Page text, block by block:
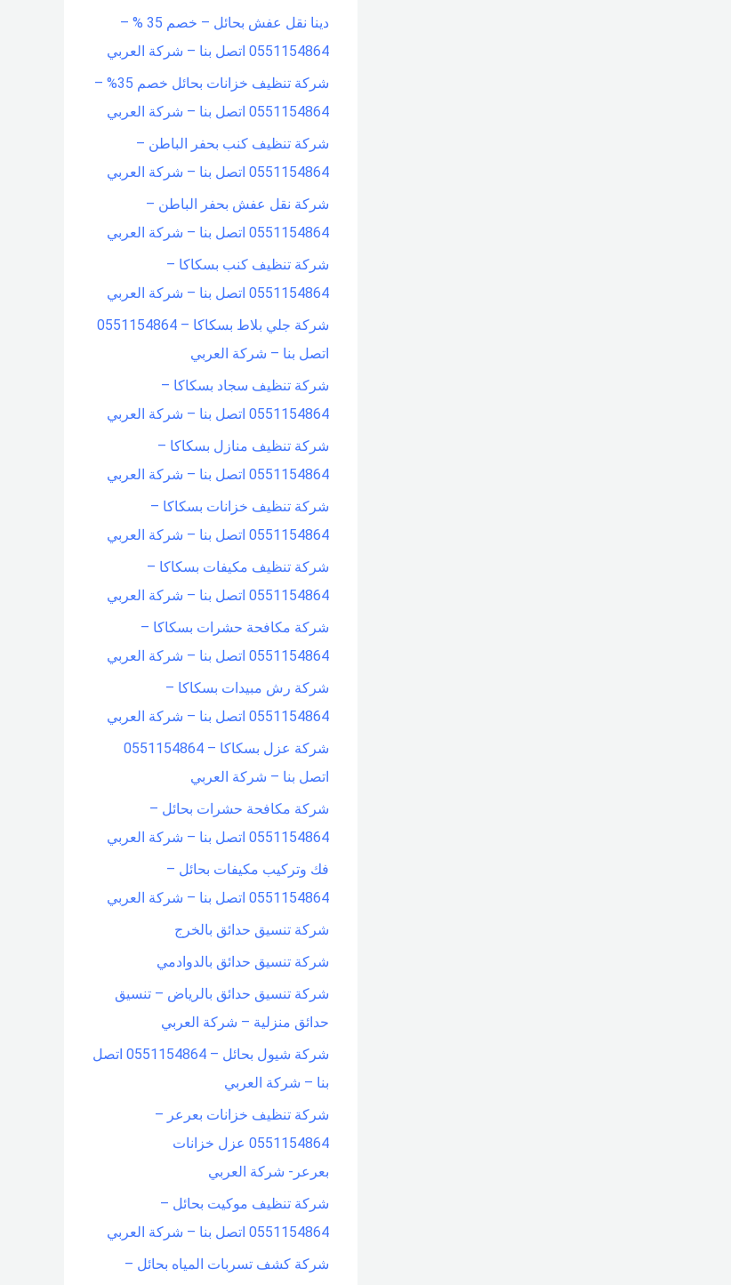
دينا نقل عفش بحائل – خصم 35 % –
0551154864 اتصل بنا – شركة العربي
شركة تنظيف خزانات بحائل خصم 35% –
0551154864 اتصل بنا – شركة العربي
شركة تنظيف كنب بحفر الباطن –
0551154864 اتصل بنا – شركة العربي
شركة نقل عفش بحفر الباطن –
0551154864 اتصل بنا – شركة العربي
شركة تنظيف كنب بسكاكا –
0551154864 اتصل بنا – شركة العربي
شركة جلي بلاط بسكاكا – 0551154864
اتصل بنا – شركة العربي
شركة تنظيف سجاد بسكاكا –
0551154864 اتصل بنا – شركة العربي
شركة تنظيف منازل بسكاكا –
0551154864 اتصل بنا – شركة العربي
شركة تنظيف خزانات بسكاكا –
0551154864 اتصل بنا – شركة العربي
شركة تنظيف مكيفات بسكاكا –
0551154864 اتصل بنا – شركة العربي
شركة مكافحة حشرات بسكاكا –
0551154864 اتصل بنا – شركة العربي
شركة رش مبيدات بسكاكا –
0551154864 اتصل بنا – شركة العربي
شركة عزل بسكاكا – 0551154864
اتصل بنا – شركة العربي
شركة مكافحة حشرات بحائل –
0551154864 اتصل بنا – شركة العربي
فك وتركيب مكيفات بحائل –
0551154864 اتصل بنا – شركة العربي
شركة تنسيق حدائق بالخرج
شركة تنسيق حدائق بالدوادمي
شركة تنسيق حدائق بالرياض – تنسيق
حدائق منزلية – شركة العربي
شركة شيول بحائل – 0551154864 اتصل
بنا – شركة العربي
شركة تنظيف خزانات بعرعر –
0551154864 عزل خزانات
بعرعر- شركة العربي
شركة تنظيف موكيت بحائل –
0551154864 اتصل بنا – شركة العربي
شركة كشف تسربات المياه بحائل –